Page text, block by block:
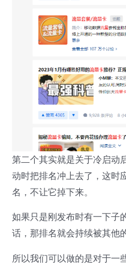
第二个其实就是关于冷启动
动时把排名冲上去了，这时
名，不让它掉下来。
如果只是刚发布时有一下子
话，那排名就会持续被其他
所以我们可以做的是对于一